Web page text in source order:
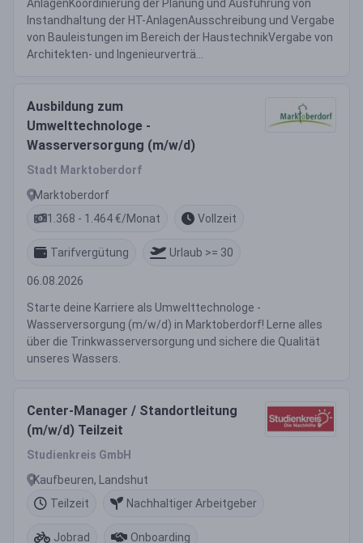
AnlagenKoordinierung der Planung und Ausführung von
Instandhaltung der HT-AnlagenAusschreibung und Vergabe
von Bauleistungen im Bereich der HaustechnikVergabe von
Architekten- und Ingenieurverträ...
Ausbildung zum
Umwelttechnologe -
Wasserversorgung (m/w/d)
Stadt Marktoberdorf
Marktoberdorf
1.368 - 1.464 €/Monat
Vollzeit
Tarifvergütung Urlaub >= 30
06.08.2026
Starte deine Karriere als Umwelttechnologe -
Wasserversorgung (m/w/d) in Marktoberdorf! Lerne alles
über die Trinkwasserversorgung und sichere die Qualität
unseres Wassers.
Center-Manager / Standortleitung
(m/w/d) Teilzeit
Studienkreis GmbH
Kaufbeuren, Landshut
Teilzeit
Nachhaltiger Arbeitgeber
Jobrad Onboarding